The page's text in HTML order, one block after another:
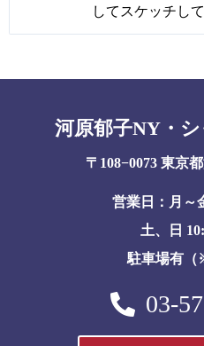
してスケッチし
河原郁子NY・
〒108−0073 東京
営業日：月～
土、日
駐車場有（
03-